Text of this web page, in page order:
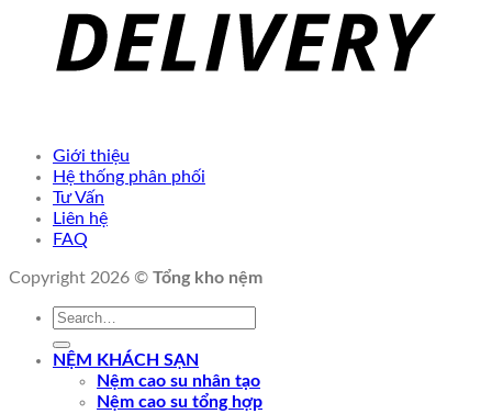
Giới thiệu
Hệ thống phân phối
Tư Vấn
Liên hệ
FAQ
Copyright 2026 © Tổng kho nệm
Search
NỆM KHÁCH SẠN
Nệm cao su nhân tạo
Nệm cao su tổng hợp